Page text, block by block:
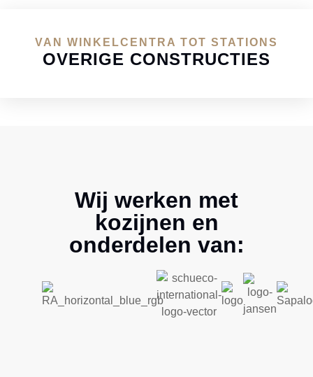
VAN WINKELCENTRA TOT STATIONS
OVERIGE CONSTRUCTIES
Wij werken met
kozijnen en
onderdelen van: